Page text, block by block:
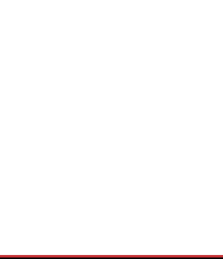
إرهاب المستوطنين يضرب في خربة الطوبا